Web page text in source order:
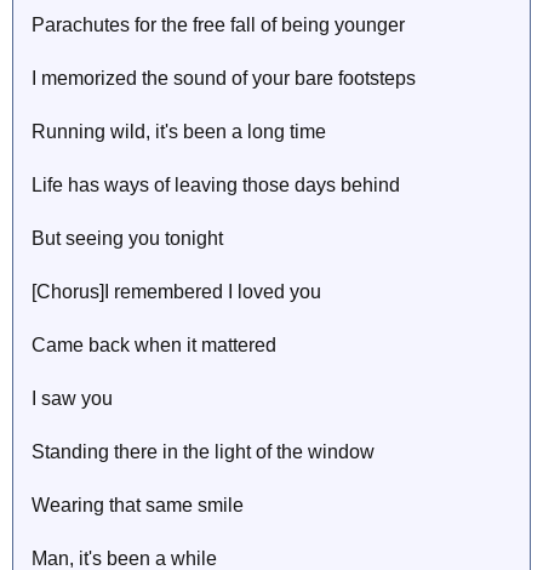
Parachutes for the free fall of being younger
I memorized the sound of your bare footsteps
Running wild, it's been a long time
Life has ways of leaving those days behind
But seeing you tonight
[Chorus]I remembered I loved you
Came back when it mattered
I saw you
Standing there in the light of the window
Wearing that same smile
Man, it's been a while